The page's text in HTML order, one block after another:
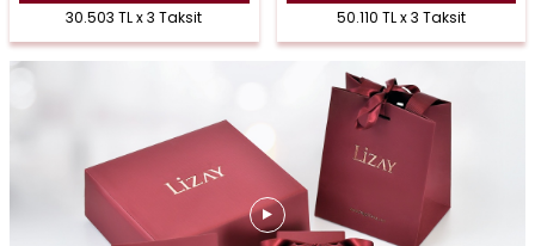
30.503 TL x 3 Taksit 50.110 TL x 3 Taksit